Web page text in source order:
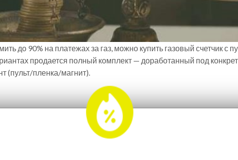
до 90% на платежах за газ, можно купить газовый счетчик с
продается полный комплект — доработанный под
(пульт/пленка/магнит).